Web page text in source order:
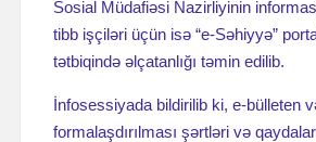
Sosial Müdafiəsi Nazirliyinin
tibb işçiləri üçün isə “e-Səhiyyə”
tətbiqində əlçatanlığı təmin edilib.
İnfosessiyada bildirilib ki, e-bülleten
formalaşdırılması şərtləri və